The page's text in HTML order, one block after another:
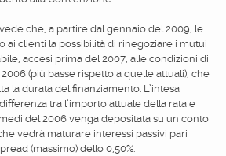
che, a partire dal gennaio del 2009, le
ai clienti la possibilità di rinegoziare i mutui
accesi prima del 2007, alle condizioni di
(più basse rispetto a quelle attuali), che
la durata del finanziamento. L’intesa
tra l’importo attuale della rata e
del 2006 venga depositata su un conto
vedrà maturare interessi passivi pari
(massimo) dello 0,50%.